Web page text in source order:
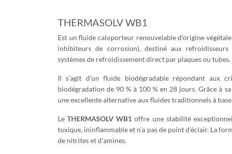
THERMASOLV WB1
Est un fluide caloporteur renouvelable d’origine
inhibiteurs de corrosion), destiné aux
systèmes de refroidissement direct par plaques ou tubes.
Il s’agit d’un fluide biodégradable répondant aux
biodégradation de 90 % à 100 % en 28 jours. Grâce à
une excellente alternative aux fluides traditionnels à
LeTHERMASOLV WB1 offre une stabilité
toxique, ininflammable et n’a pas de point d’éclair. La
de nitrites et d’amines.